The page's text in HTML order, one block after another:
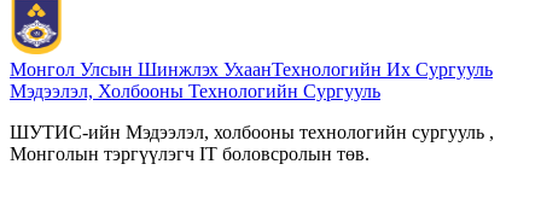
Монгол Улсын Шинжлэх УхаанТехнологийн Их Сургууль
Мэдээлэл, Холбооны Технологийн Сургууль
ШУТИС-ийн Мэдээлэл, холбооны технологийн сургууль ,
Монголын тэргүүлэгч IT боловсролын төв.